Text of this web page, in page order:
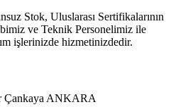
Stok, Uluslarası Sertifikalarının
ve Teknik Personelimiz ile
işlerinizde hizmetinizdedir.
Çankaya ANKARA